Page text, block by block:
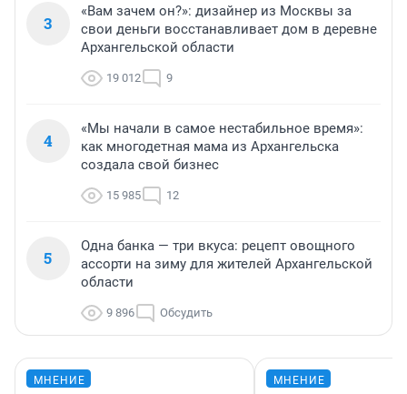
3
«Вам зачем он?»: дизайнер из Москвы за
свои деньги восстанавливает дом в деревне
Архангельской области
19 012 9
4
«Мы начали в самое нестабильное время»:
как многодетная мама из Архангельска
создала свой бизнес
15 985 12
5
Одна банка — три вкуса: рецепт овощного
ассорти на зиму для жителей Архангельской
области
9 896 Обсудить
МНЕНИЕ МНЕНИЕ